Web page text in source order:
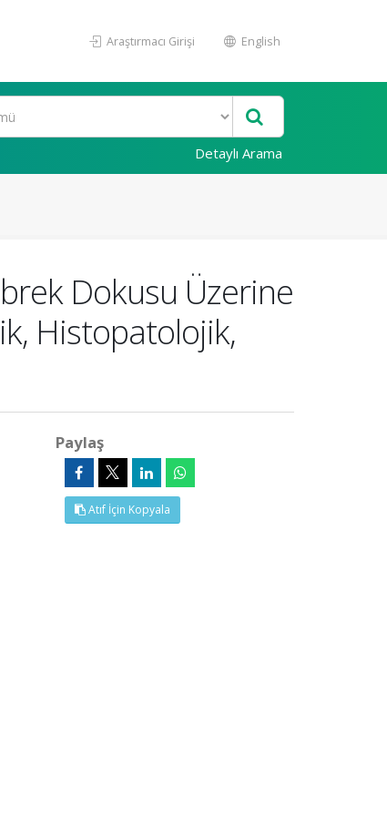
Araştırmacı Girişi English
Detaylı Arama
Dokusu Üzerine
Histopatolojik,
Paylaş
Atıf İçin Kopyala